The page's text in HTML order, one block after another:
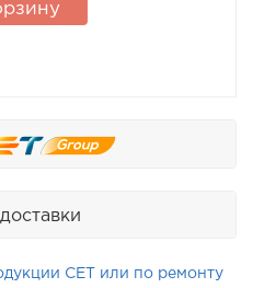
CET или по ремонту